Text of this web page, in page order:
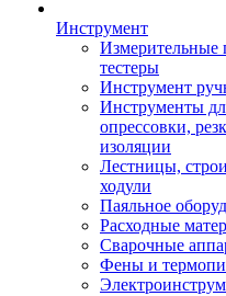
Инструмент
Измерительные
тестеры
Инструмент
Инструменты
опрессовки,
изоляции
Лестницы,
ходули
Паяльное
Расходные
Сварочные
Фены и